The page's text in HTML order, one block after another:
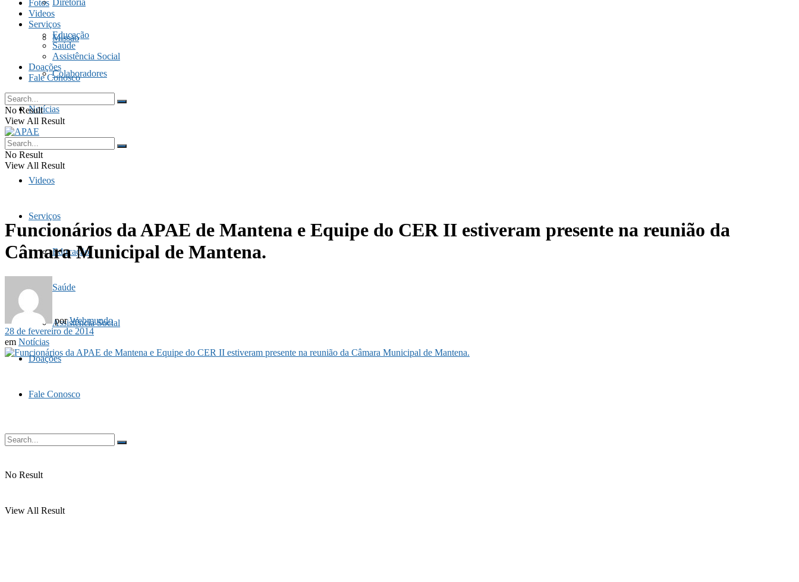
Diretoria
Missão
Colaboradores
Notícias
Fotos
Videos
Serviços
Educação
Saúde
Assistência Social
Doações
Fale Conosco
No Result
View All Result
Fotos
Videos
Serviços
Educação
Saúde
Assistência Social
Doações
Fale Conosco
No Result
View All Result
No Result
View All Result
Funcionários da APAE de Mantena e Equipe do CER II estiveram presente na reunião da
Câmara Municipal de Mantena.
por Webmundo
28 de fevereiro de 2014
em Notícias